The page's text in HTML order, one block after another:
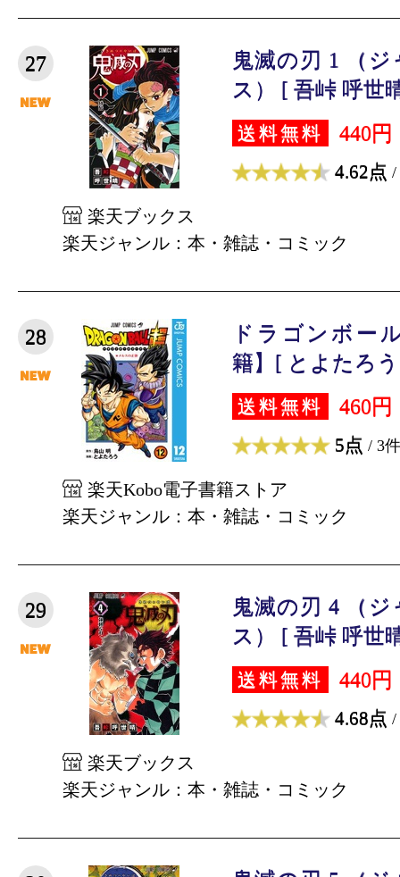
27
鬼滅の刃 1 （
ス） [ 吾峠 呼世
送料無料 440円
4.62点 /
楽天ブックス
楽天ジャンル：本・雑誌・コミック
28
ドラゴンボー
籍】[ とよたろ
送料無料 460円
5点 / 3件
楽天Kobo電子書籍ストア
楽天ジャンル：本・雑誌・コミック
29
鬼滅の刃 4 （
ス） [ 吾峠 呼世
送料無料 440円
4.68点 /
楽天ブックス
楽天ジャンル：本・雑誌・コミック